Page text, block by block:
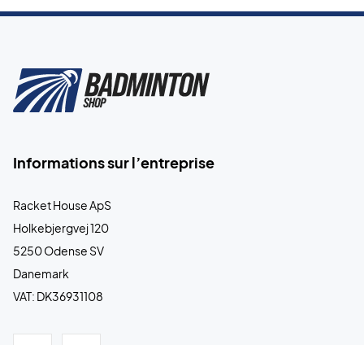
Informations sur l’entreprise
Racket House ApS
Holkebjergvej 120
5250 Odense SV
Danemark
VAT: DK36931108